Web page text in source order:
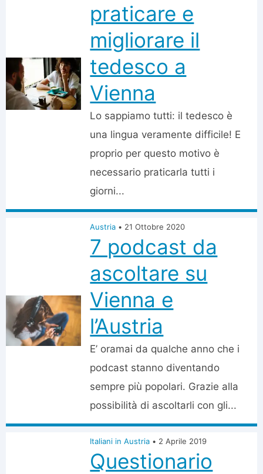
praticare e
migliorare il
tedesco a
Vienna
Lo sappiamo tutti: il tedesco è
una lingua veramente difficile! E
proprio per questo motivo è
necessario praticarla tutti i
giorni...
Austria • 21 Ottobre 2020
7 podcast da
ascoltare su
Vienna e
l’Austria
E’ oramai da qualche anno che i
podcast stanno diventando
sempre più popolari. Grazie alla
possibilità di ascoltarli con gli...
Italiani in Austria • 2 Aprile 2019
Questionario